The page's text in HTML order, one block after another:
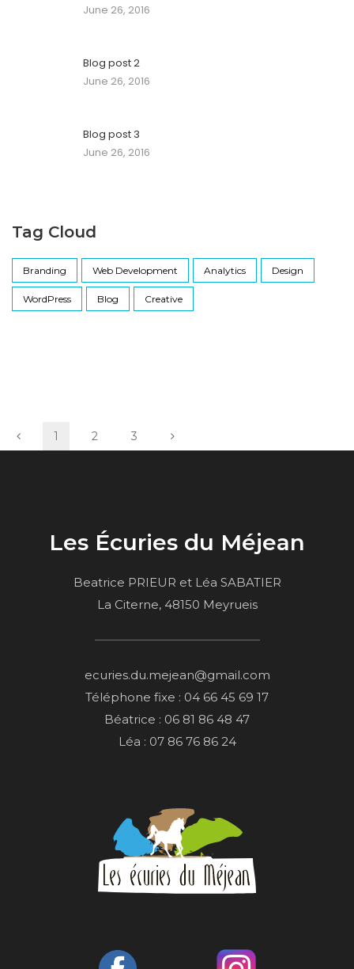
June 26, 2016
Blog post 2
June 26, 2016
Blog post 3
June 26, 2016
Tag Cloud
Branding Web Development Analytics Design
WordPress Blog Creative
1 2 3
Les Écuries du Méjean
Beatrice PRIEUR et Léa SABATIER
La Citerne, 48150 Meyrueis
ecuries.du.mejean@gmail.com
Téléphone fixe : 04 66 45 69 17
Béatrice : 06 81 86 48 47
Léa : 07 86 76 86 24